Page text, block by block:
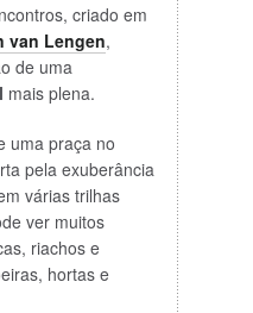
criado em
van Lengen,
de uma
mais plena.
uma praça no
pela exuberância
várias trilhas
ver muitos
riachos e
hortas e